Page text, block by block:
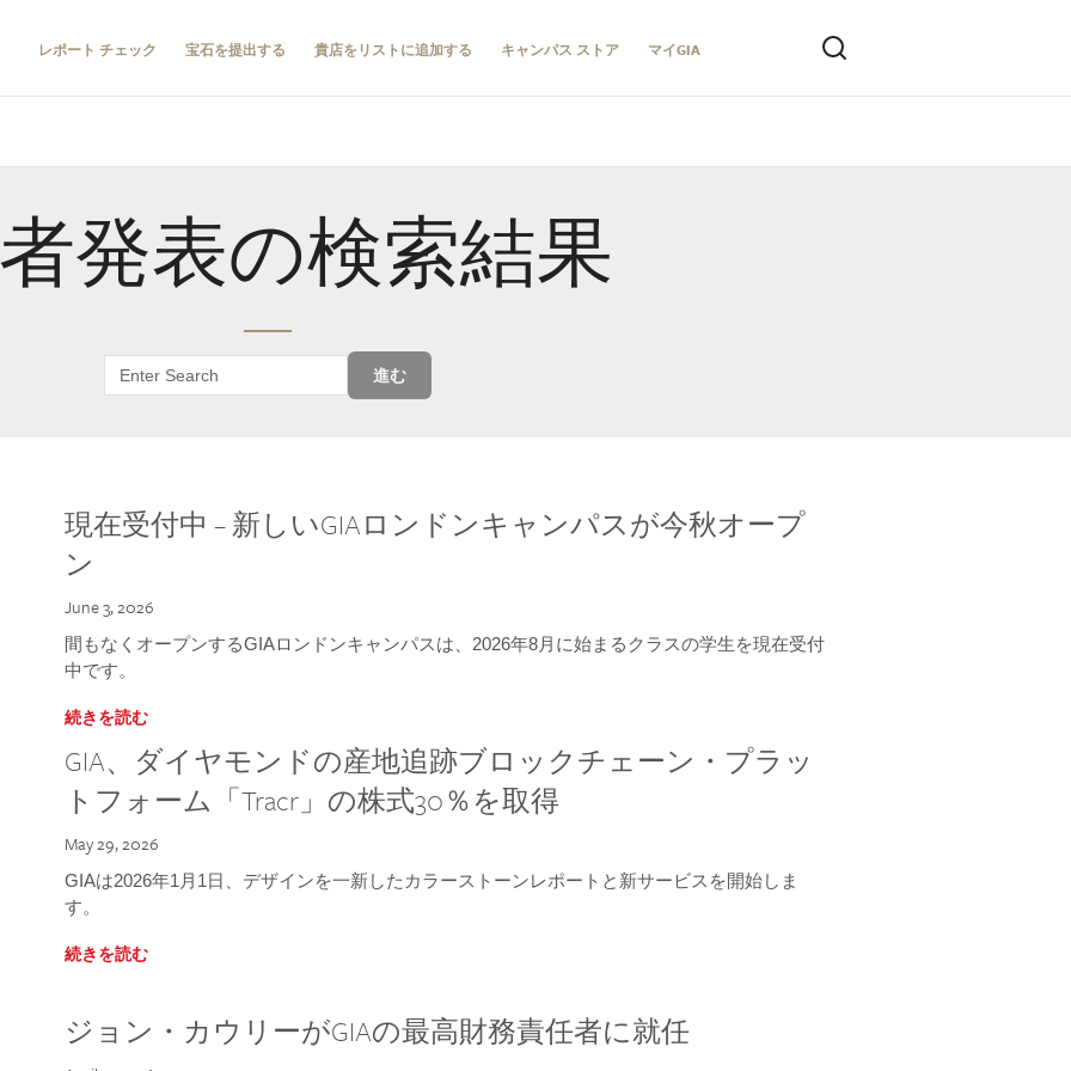
レポート チェック 宝石を提出する 貴店をリストに追加する キャンパス ストア マイGIA
発表の検索結果
進む
現在受付中 – 新しいGIAロンドンキャンパスが今秋オープ
ン
June 3, 2026
間もなくオープンするGIAロンドンキャンパスは、2026年8月に始まるクラスの学生を現在受付
中です。
続きを読む
GIA、ダイヤモンドの産地追跡ブロックチェーン・プラッ
トフォーム「Tracr」の株式30％を取得
May 29, 2026
GIAは2026年1月1日、デザインを一新したカラーストーンレポートと新サービスを開始しま
す。
続きを読む
ジョン・カウリーがGIAの最高財務責任者に就任